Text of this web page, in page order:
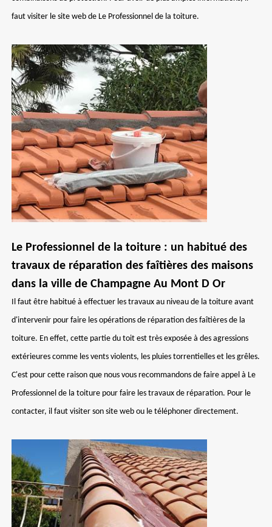
faut visiter le site web de Le Professionnel de la toiture.
Le Professionnel de la toiture : un habitué des
travaux de réparation des faîtières des maisons
dans la ville de Champagne Au Mont D Or
Il faut être habitué à effectuer les travaux au niveau de la toiture avant
d'intervenir pour faire les opérations de réparation des faîtières de la
toiture. En effet, cette partie du toit est très exposée à des agressions
extérieures comme les vents violents, les pluies torrentielles et les grêles.
C'est pour cette raison que nous vous recommandons de faire appel à Le
Professionnel de la toiture pour faire les travaux de réparation. Pour le
contacter, il faut visiter son site web ou le téléphoner directement.